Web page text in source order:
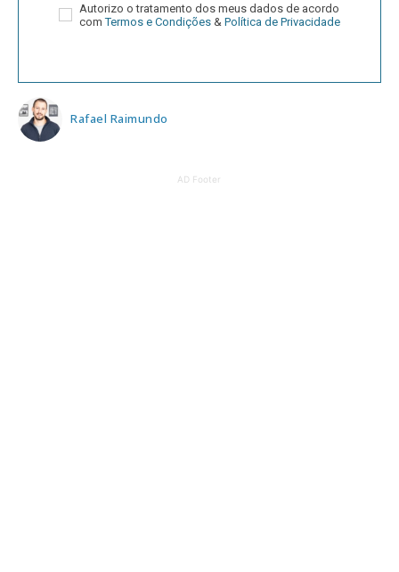
Autorizo o tratamento dos meus dados de acordo
comTermos e Condições & Política de Privacidade
Rafael Raimundo
AD Footer